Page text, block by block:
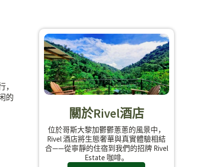
的
關於Rivel酒店
位於哥斯大黎加鬱鬱蔥蔥的風景中，
Rivel 酒店將生態奢華與真實體驗相結
合——從寧靜的住宿到我們的招牌 Rivel
Estate 咖啡。